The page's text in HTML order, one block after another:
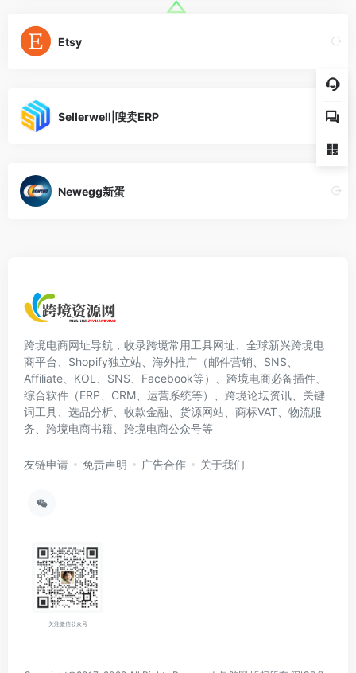
Etsy
Sellerwell|嗖卖ERP
Newegg新蛋
跨境电商网址导航，收录跨境常用工具网址、全球新兴跨境电
商平台、Shopify独立站、海外推广（邮件营销、SNS、
Affiliate、KOL、SNS、Facebook等）、跨境电商必备插件、
综合软件（ERP、CRM、运营系统等）、跨境论坛资讯、关键
词工具、选品分析、收款金融、货源网站、商标VAT、物流服
务、跨境电商书籍、跨境电商公众号等
友链申请 免责声明 广告合作 关于我们
关注微信公众号